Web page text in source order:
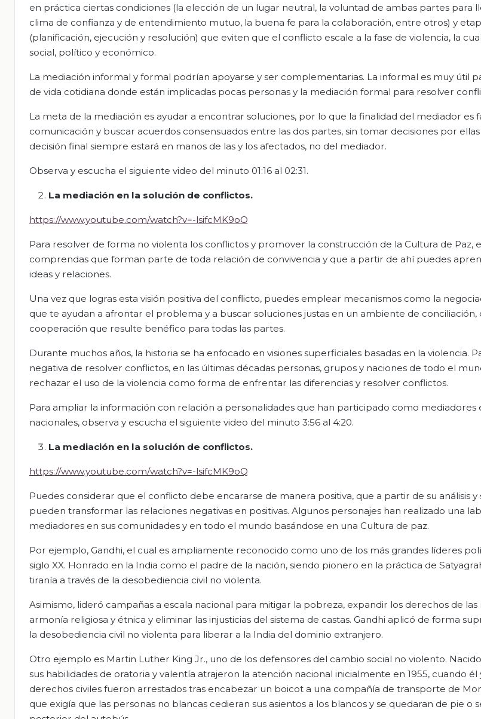
en práctica ciertas condiciones (la elección de un lugar neutral, la voluntad de ambas partes para
clima de confianza y de entendimiento mutuo, la buena fe para la colaboración, entre otros) y
(planificación, ejecución y resolución) que eviten que el conflicto escale a la fase de violencia, la
social, político y económico.
La mediación informal y formal podrían apoyarse y ser complementarias. La informal es muy útil
de vida cotidiana donde están implicadas pocas personas y la mediación formal para resolver
La meta de la mediación es ayudar a encontrar soluciones, por lo que la finalidad del mediador es
comunicación y buscar acuerdos consensuados entre las dos partes, sin tomar decisiones por
decisión final siempre estará en manos de las y los afectados, no del mediador.
Observa y escucha el siguiente video del minuto 01:16 al 02:31.
La mediación en la solución de conflictos.
https://www.youtube.com/watch?v=-lsifcMK9oQ
Para resolver de forma no violenta los conflictos y promover la construcción de la Cultura de Paz,
comprendas que forman parte de toda relación de convivencia y que a partir de ahí puedes
ideas y relaciones.
Una vez que logras esta visión positiva del conflicto, puedes emplear mecanismos como la
que te ayudan a afrontar el problema y a buscar soluciones justas en un ambiente de conciliación,
cooperación que resulte benéfico para todas las partes.
Durante muchos años, la historia se ha enfocado en visiones superficiales basadas en la violencia.
negativa de resolver conflictos, en las últimas décadas personas, grupos y naciones de todo el
rechazar el uso de la violencia como forma de enfrentar las diferencias y resolver conflictos.
Para ampliar la información con relación a personalidades que han participado como mediadores
nacionales, observa y escucha el siguiente video del minuto 3:56 al 4:20.
La mediación en la solución de conflictos.
https://www.youtube.com/watch?v=-lsifcMK9oQ
Puedes considerar que el conflicto debe encararse de manera positiva, que a partir de su análisis y
pueden transformar las relaciones negativas en positivas. Algunos personajes han realizado una
mediadores en sus comunidades y en todo el mundo basándose en una Cultura de paz.
Por ejemplo, Gandhi, el cual es ampliamente reconocido como uno de los más grandes líderes
siglo XX. Honrado en la India como el padre de la nación, siendo pionero en la práctica de
tiranía a través de la desobediencia civil no violenta.
Asimismo, lideró campañas a escala nacional para mitigar la pobreza, expandir los derechos de
armonía religiosa y étnica y eliminar las injusticias del sistema de castas. Gandhi aplicó de forma
la desobediencia civil no violenta para liberar a la India del dominio extranjero.
Otro ejemplo es Martin Luther King Jr., uno de los defensores del cambio social no violento.
sus habilidades de oratoria y valentía atrajeron la atención nacional inicialmente en 1955, cuando él
derechos civiles fueron arrestados tras encabezar un boicot a una compañía de transporte de
que exigía que las personas no blancas cedieran sus asientos a los blancos y se quedaran de pie o